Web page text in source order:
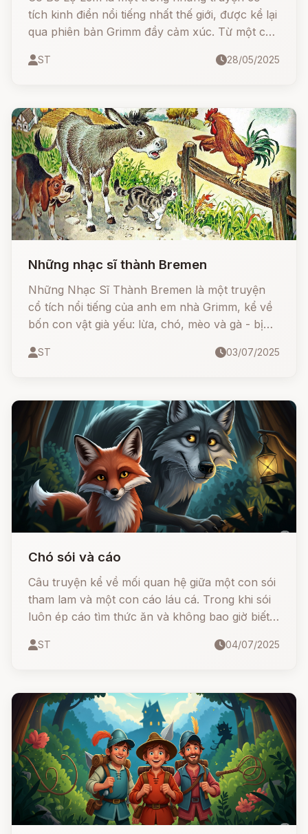
tích kinh điển nổi tiếng nhất thế giới, được kể lại
qua phiên bản Grimm đầy cảm xúc. Từ một cô
nghịch cảnh nhờ lòng tốt, sự kiên nhẫn và một
ST 28/05/2025
Những nhạc sĩ thành Bremen
Những Nhạc Sĩ Thành Bremen là một truyện
cổ tích nổi tiếng của anh em nhà Grimm, kể về
bốn con vật già yếu: lừa, chó, mèo và gà - bị
khéo léo, chúng đã cùng nhau vượt qua nghịch
ST 03/07/2025
Chó sói và cáo
Câu truyện kể về mối quan hệ giữa một con sói
tham lam và một con cáo láu cá. Trong khi sói
luôn ép cáo tìm thức ăn và không bao giờ biết
mình để thoát khỏi kẻ mạnh nhưng ngu ngốc.
ST 04/07/2025